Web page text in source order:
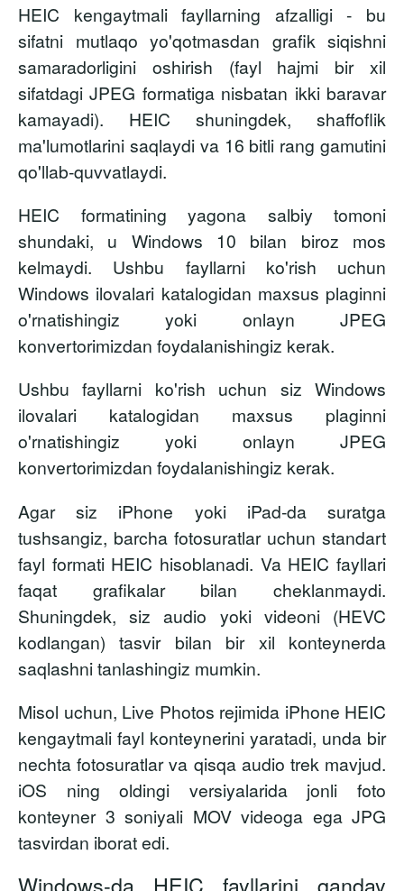
HEIC kengaytmali fayllarning afzalligi - bu
sifatni mutlaqo yo'qotmasdan grafik siqishni
samaradorligini oshirish (fayl hajmi bir xil
sifatdagi JPEG formatiga nisbatan ikki baravar
kamayadi). HEIC shuningdek, shaffoflik
ma'lumotlarini saqlaydi va 16 bitli rang gamutini
qo'llab-quvvatlaydi.
HEIC formatining yagona salbiy tomoni
shundaki, u Windows 10 bilan biroz mos
kelmaydi. Ushbu fayllarni ko'rish uchun
Windows ilovalari katalogidan maxsus plaginni
o'rnatishingiz yoki onlayn JPEG
konvertorimizdan foydalanishingiz kerak.
Ushbu fayllarni ko'rish uchun siz Windows
ilovalari katalogidan maxsus plaginni
o'rnatishingiz yoki onlayn JPEG
konvertorimizdan foydalanishingiz kerak.
Agar siz iPhone yoki iPad-da suratga
tushsangiz, barcha fotosuratlar uchun standart
fayl formati HEIC hisoblanadi. Va HEIC fayllari
faqat grafikalar bilan cheklanmaydi.
Shuningdek, siz audio yoki videoni (HEVC
kodlangan) tasvir bilan bir xil konteynerda
saqlashni tanlashingiz mumkin.
Misol uchun, Live Photos rejimida iPhone HEIC
kengaytmali fayl konteynerini yaratadi, unda bir
nechta fotosuratlar va qisqa audio trek mavjud.
iOS ning oldingi versiyalarida jonli foto
konteyner 3 soniyali MOV videoga ega JPG
tasvirdan iborat edi.
Windows-da HEIC fayllarini qanday